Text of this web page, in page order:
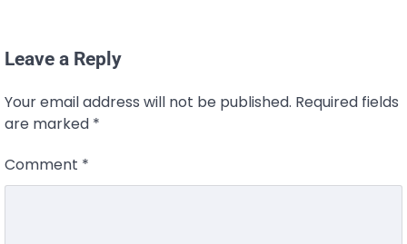
Leave a Reply
Your email address will not be published. Required fields
are marked *
Comment *